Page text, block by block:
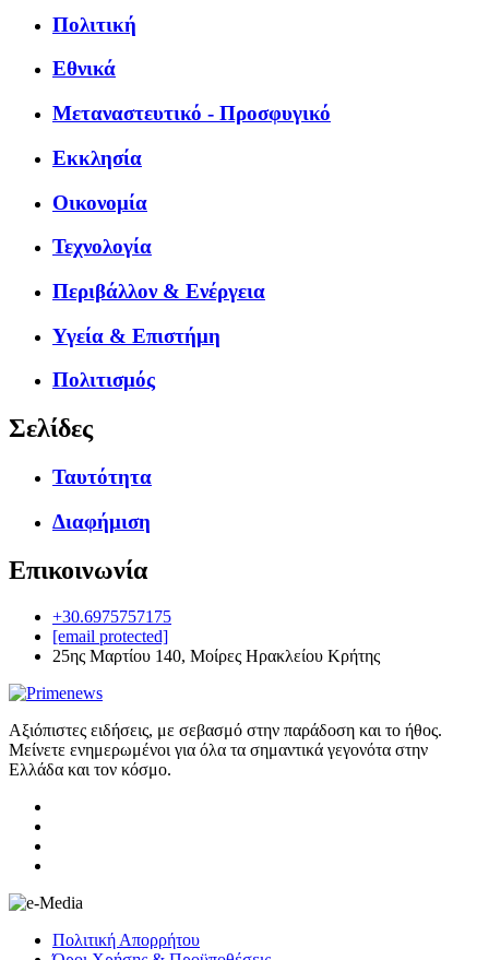
Πολιτική
Εθνικά
Μεταναστευτικό - Προσφυγικό
Εκκλησία
Οικονομία
Τεχνολογία
Περιβάλλον & Ενέργεια
Υγεία & Επιστήμη
Πολιτισμός
Σελίδες
Ταυτότητα
Διαφήμιση
Επικοινωνία
+30.6975757175
[email protected]
25ης Μαρτίου 140, Μοίρες Ηρακλείου Κρήτης
Αξιόπιστες ειδήσεις, με σεβασμό στην παράδοση και το ήθος.
Μείνετε ενημερωμένοι για όλα τα σημαντικά γεγονότα στην
Ελλάδα και τον κόσμο.
Πολιτική Απορρήτου